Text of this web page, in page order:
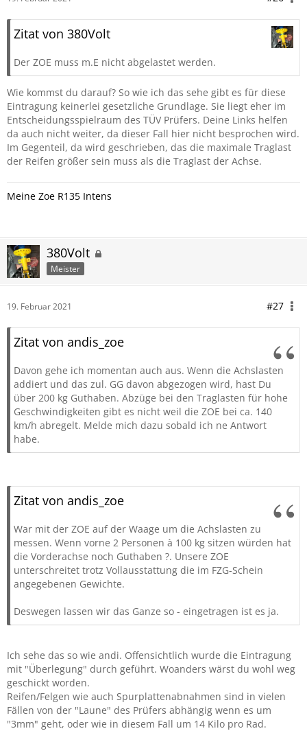
Zitat von 380Volt
Der ZOE muss m.E nicht abgelastet werden.
Wie kommst du darauf? So wie ich das sehe gibt es für diese
Eintragung keinerlei gesetzliche Grundlage. Sie liegt eher im
Entscheidungsspielraum des TÜV Prüfers. Deine Links helfen
da auch nicht weiter, da dieser Fall hier nicht besprochen wird.
Im Gegenteil, da wird geschrieben, das die maximale Traglast
der Reifen größer sein muss als die Traglast der Achse.
Meine Zoe R135 Intens
380Volt
Meister
19. Februar 2021 #27
Zitat von andis_zoe
Davon gehe ich momentan auch aus. Wenn die Achslasten
addiert und das zul. GG davon abgezogen wird, hast Du
über 200 kg Guthaben. Abzüge bei den Traglasten für hohe
Geschwindigkeiten gibt es nicht weil die ZOE bei ca. 140
km/h abregelt. Melde mich dazu sobald ich ne Antwort
habe.
Zitat von andis_zoe
War mit der ZOE auf der Waage um die Achslasten zu
messen. Wenn vorne 2 Personen à 100 kg sitzen würden hat
die Vorderachse noch Guthaben ?. Unsere ZOE
unterschreitet trotz Vollausstattung die im FZG-Schein
angegebenen Gewichte.
Deswegen lassen wir das Ganze so - eingetragen ist es ja.
Ich sehe das so wie andi. Offensichtlich wurde die Eintragung
mit "Überlegung" durch geführt. Woanders wärst du wohl weg
geschickt worden.
Reifen/Felgen wie auch Spurplattenabnahmen sind in vielen
Fällen von der "Laune" des Prüfers abhängig wenn es um
"3mm" geht, oder wie in diesem Fall um 14 Kilo pro Rad.